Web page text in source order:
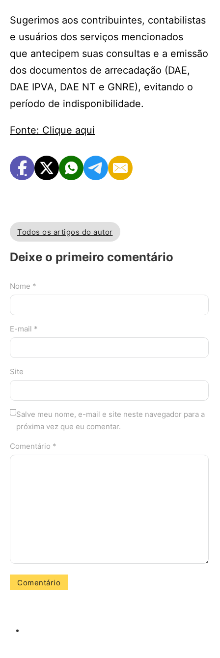
Sugerimos aos contribuintes, contabilistas
e usuários dos serviços mencionados
que antecipem suas consultas e a emissão
dos documentos de arrecadação (DAE,
DAE IPVA, DAE NT e GNRE), evitando o
período de indisponibilidade.
Fonte: Clique aqui
Todos os artigos do autor
Deixe o primeiro comentário
Nome *
E-mail *
Site
Salve meu nome, e-mail e site neste navegador para a
próxima vez que eu comentar.
Comentário *